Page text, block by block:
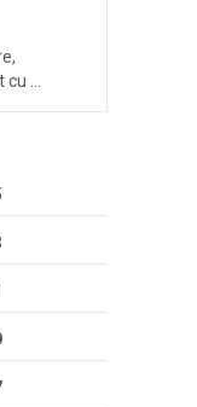
cu …